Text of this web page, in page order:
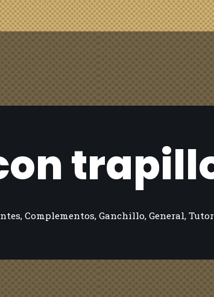
, Complementos, Ganchillo, General,